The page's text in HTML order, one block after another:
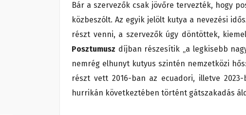
Bár a szervezők csak jövőre tervezték, hogy
közbeszólt. Az egyik jelölt kutya a nevezési
részt venni, a szervezők úgy döntöttek,
Posztumusz díjban részesítik „a legkisebb
nemrég elhunyt kutyus szintén nemzetközi
részt vett 2016-ban az ecuadori, illetve
hurrikán következtében történt gátszakadás